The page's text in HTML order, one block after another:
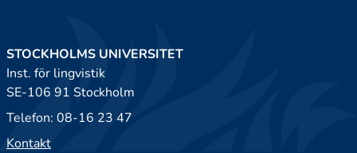
STOCKHOLMS UNIVERSITET
Inst. för lingvistik
SE-106 91 Stockholm
Telefon: 08-16 23 47
Kontakt